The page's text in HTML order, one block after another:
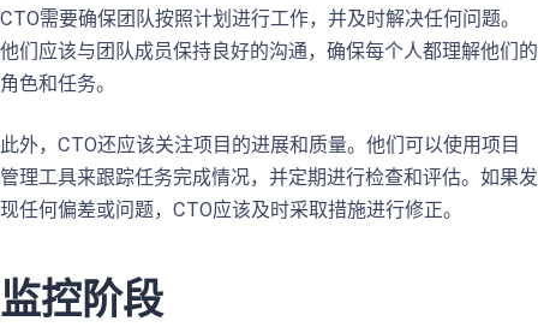
CTO需要确保团队按照计划进行工作，并及时解决任何问题。
他们应该与团队成员保持良好的沟通，确保每个人都理解他们的
角色和任务。
此外，CTO还应该关注项目的进展和质量。他们可以使用项目
管理工具来跟踪任务完成情况，并定期进行检查和评估。如果发
现任何偏差或问题，CTO应该及时采取措施进行修正。
监控阶段